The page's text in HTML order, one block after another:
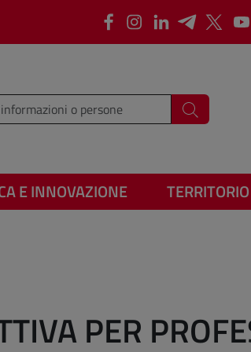
FacebookInstagram
LinkedInTelegram
X
termini da cercare Cerca
E INNOVAZIONE
PER